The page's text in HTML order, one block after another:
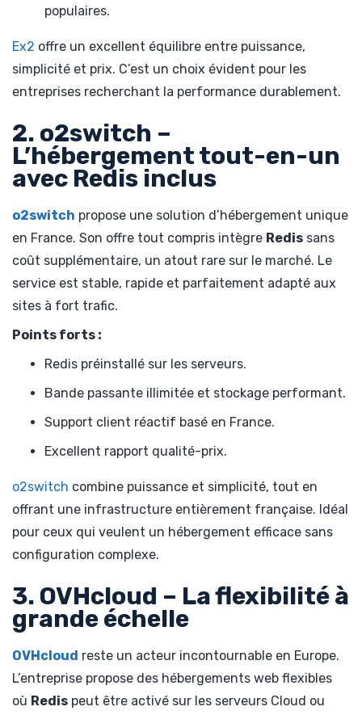
populaires.
Ex2 offre un excellent équilibre entre puissance,
simplicité et prix. C’est un choix évident pour les
entreprises recherchant la performance durablement.
2. o2switch –
L’hébergement tout-en-un
avec Redis inclus
o2switch propose une solution d’hébergement unique
en France. Son offre tout compris intègre Redis sans
coût supplémentaire, un atout rare sur le marché. Le
service est stable, rapide et parfaitement adapté aux
sites à fort trafic.
Points forts :
Redis préinstallé sur les serveurs.
Bande passante illimitée et stockage performant.
Support client réactif basé en France.
Excellent rapport qualité-prix.
o2switch combine puissance et simplicité, tout en
offrant une infrastructure entièrement française. Idéal
pour ceux qui veulent un hébergement efficace sans
configuration complexe.
3. OVHcloud – La flexibilité à
grande échelle
OVHcloud reste un acteur incontournable en Europe.
L’entreprise propose des hébergements web flexibles
où Redis peut être activé sur les serveurs Cloud ou